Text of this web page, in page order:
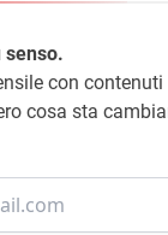
senso.
con contenuti
cosa sta